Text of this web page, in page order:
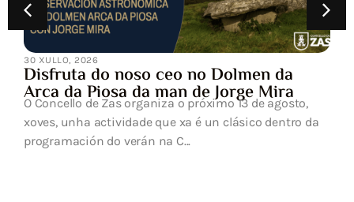
30 XULLO, 2026
Disfruta do noso ceo no Dolmen da
Arca da Piosa da man de Jorge Mira
O Concello de Zas organiza o próximo 13 de agosto,
xoves, unha actividade que xa é un clásico dentro da
programación do verán na C...